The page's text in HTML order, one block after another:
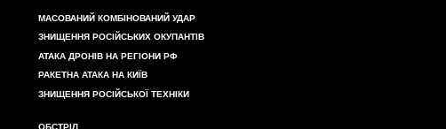
МАСОВАНИЙ КОМБІНОВАНИЙ УДАР
ЗНИЩЕННЯ РОСІЙСЬКИХ ОКУПАНТІВ
АТАКА ДРОНІВ НА РЕГІОНИ РФ
РАКЕТНА АТАКА НА КИЇВ
ЗНИЩЕННЯ РОСІЙСЬКОЇ ТЕХНІКИ
ОБСТРІЛ